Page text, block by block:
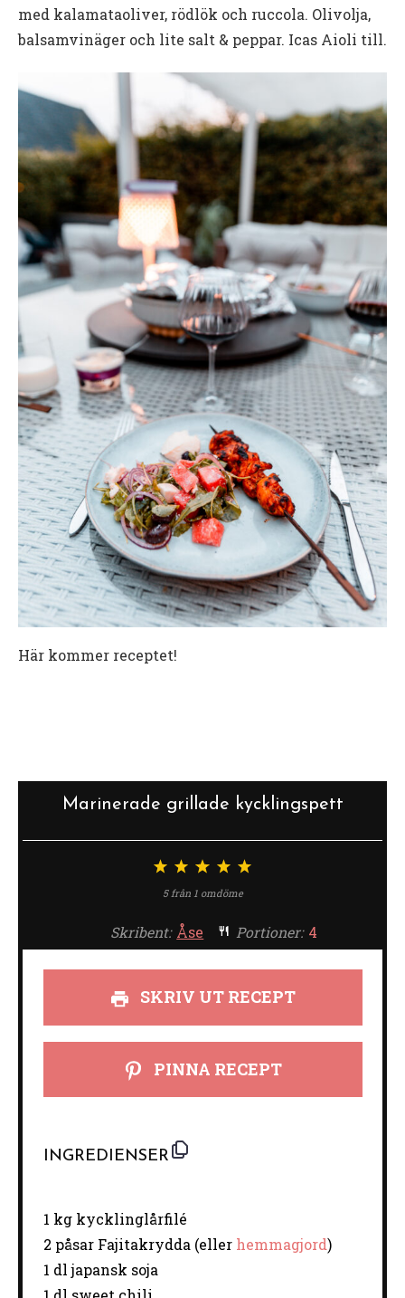
med kalamataoliver, rödlök och ruccola. Olivolja,
balsamvinäger och lite salt & peppar. Icas Aioli till.
Här kommer receptet!
Marinerade grillade kycklingspett
5
4
stjärnor
3
stjärnor
2
stjärnor
1
stjärna
5från 1omdöme
Skribent: Åse Portioner: 4
SKRIV UT RECEPT
PINNA RECEPT
INGREDIENSER
1 kg kycklinglårfilé
2 påsar Fajitakrydda (eller hemmagjord)
1 dl japansk soja